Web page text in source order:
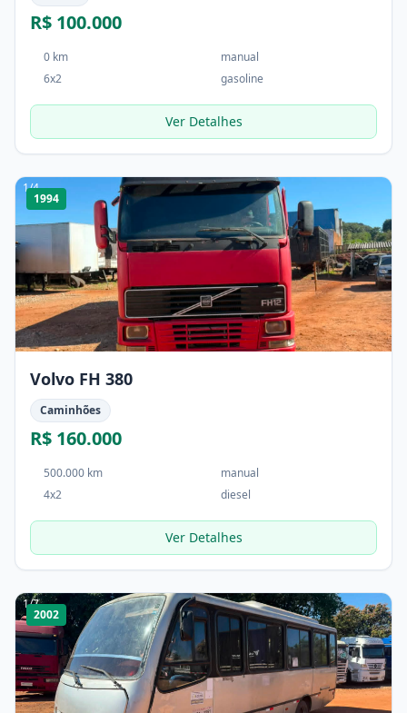
R$ 100.000
0 km
manual
6x2
gasoline
Ver Detalhes
1/4
1994
Volvo FH 380
Caminhões
R$ 160.000
500.000 km
manual
4x2
diesel
Ver Detalhes
1/7
2002